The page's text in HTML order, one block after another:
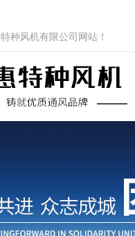
种风机有限公司网站！